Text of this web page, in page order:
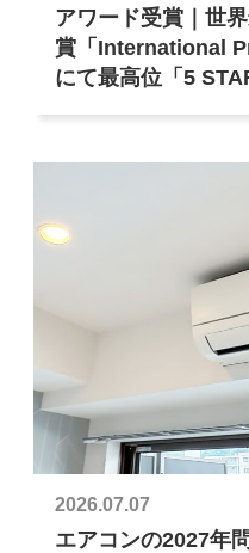
アワード受賞｜世
賞「International
にて最高位「5
2026.07.07
エアコンの2027年